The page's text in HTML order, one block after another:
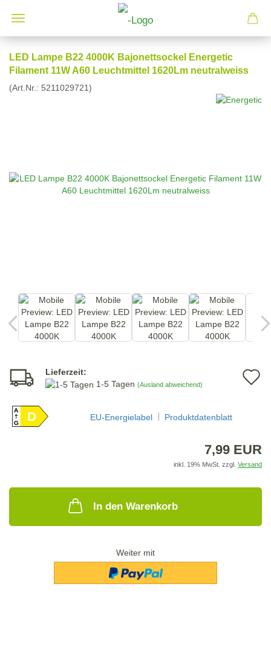
LED Lampe B22 4000K Bajonettsockel Energetic
Filament 11W A60 Leuchtmittel 1620Lm neutralweiss
(Art.Nr.: 5211029721)
Lieferzeit:
1-5 Tagen (Ausland abweichend)
A
GD EU-Energielabel Produktdatenblatt
7,99 EUR
inkl. 19% MwSt. zzgl. Versand
In den Warenkorb
Weiter mit